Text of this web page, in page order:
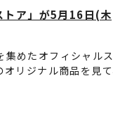
にて対応させていた
いいたします。
ア」が5月16日(
めたオフィシャル
リジナル商品を見